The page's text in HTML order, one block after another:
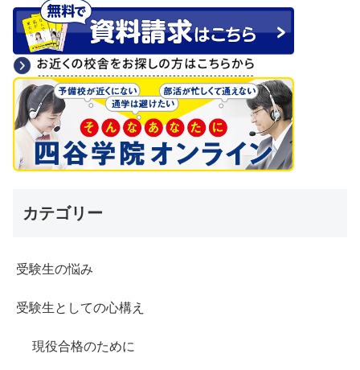
カテゴリー
受験生の悩み
受験生としての心構え
現役合格のために